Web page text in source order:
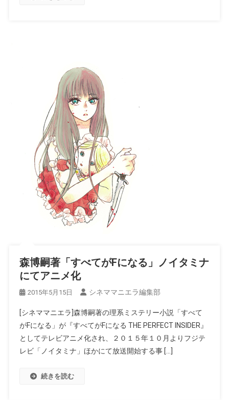
森博嗣著「すべてがFになる」ノイタミナ
にてアニメ化
2015年5月15日 シネママニエラ編集部
[シネママニエラ]森博嗣著の理系ミステリー小説「すべて
がFになる」が『すべてがFになる THE PERFECT INSIDER』
としてテレビアニメ化され、２０１５年１０月よりフジテ
レビ「ノイタミナ」ほかにて放送開始する事 […]
続きを読む